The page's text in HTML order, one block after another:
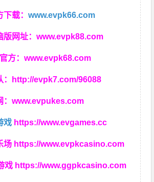
下载：www.evpk66.com
版网址：www.evpk88.com
方：www.evpk68.com
http://evpk7.com/96088
：www.evpukes.com
戏 https://www.evgames.cc
场 https://www.evpkcasino.com
戏 https://www.ggpkcasino.com